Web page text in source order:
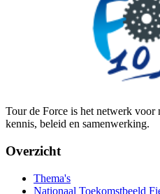
Tour de Force is het netwerk voor
kennis, beleid en samenwerking.
Overzicht
Thema's
Nationaal Toekomstbeeld